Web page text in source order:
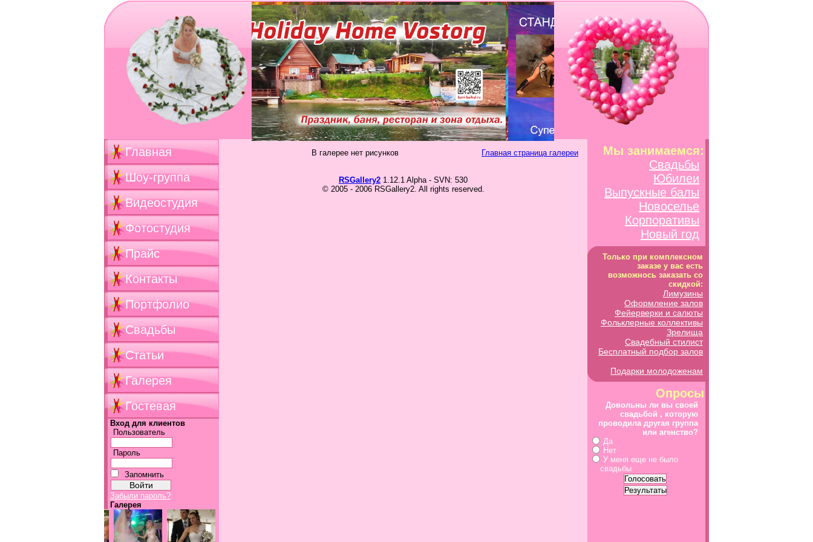
Главная
Шоу-группа
Видеостудия
Фотостудия
Прайс
Контакты
Портфолио
Свадьбы
Статьи
Галерея
Гостевая
Вход для клиентов
Пользователь
Пароль
Запомнить
Забыли пароль?
Галерея
Главная страница галереи
В галерее нет рисунков
RSGallery2 1.12.1 Alpha - SVN: 530
© 2005 - 2006 RSGallery2. All rights reserved.
Мы занимаемся:
Свадьбы
Юбилеи
Выпускные балы
Новоселье
Корпоративы
Новый год
Только при комплексном
заказе у вас есть
возможнось заказать со
скидкой:
Лимузины
Оформление залов
Фейерверки и салюты
Фольклерные коллективы
Зрелища
Свадебный стилист
Бесплатный подбор залов
Подарки молодоженам
Опросы
Довольны ли вы своей
свадьбой , которую
проводила другая группа
или агенство?
Да
Нет
У меня еще не было
свадьбы